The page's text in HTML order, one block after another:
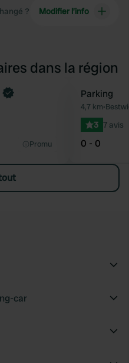
? Modifier l’info
dans la région
Préféré
Promu
Parking
4,7 km•
3 7 avis
0 - 0
car